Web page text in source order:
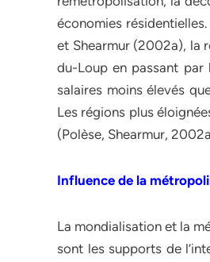
économies
et Shearmur (2002a), la
du-Loup en passant par
salaires moins élevés
Les régions plus
(Polèse, Shearmur,
Influence de la
La mondialisation et la
sont les supports de